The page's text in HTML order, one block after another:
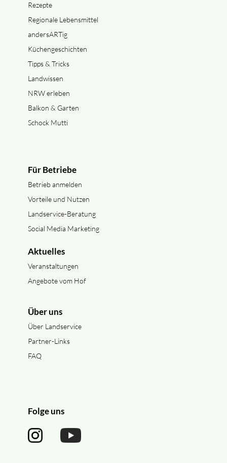
Rezepte
Regionale Lebensmittel
andersARTig
Küchengeschichten
Tipps & Tricks
Landwissen
NRW erleben
Balkon & Garten
Schock Mutti
Für Betriebe
Betrieb anmelden
Vorteile und Nutzen
Landservice-Beratung
Social Media Marketing
Aktuelles
Veranstaltungen
Angebote vom Hof
Über uns
Über Landservice
Partner-Links
FAQ
Folge uns